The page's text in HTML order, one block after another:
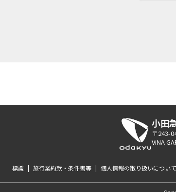
小田
〒243-
ViNA
標識 | 旅行業約款・条件書等 | 個人情報の取り扱いについて